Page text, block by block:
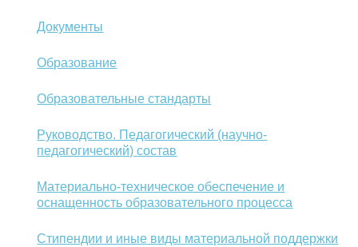
Документы
Образование
Образовательные стандарты
Руководство. Педагогический (научно-
педагогический) состав
Материально-техническое обеспечение и
оснащенность образовательного процесса
Стипендии и иные виды материальной поддержки